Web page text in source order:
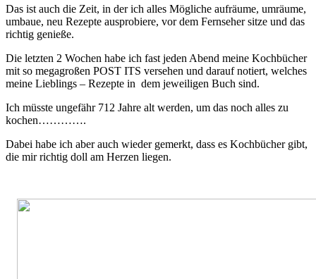
Das ist auch die Zeit, in der ich alles Mögliche aufräume, umräume,
umbaue, neu Rezepte ausprobiere, vor dem Fernseher sitze und das
richtig genieße.
Die letzten 2 Wochen habe ich fast jeden Abend meine Kochbücher
mit so megagroßen POST ITS versehen und darauf notiert, welches
meine Lieblings – Rezepte in dem jeweiligen Buch sind.
Ich müsste ungefähr 712 Jahre alt werden, um das noch alles zu
kochen………….
Dabei habe ich aber auch wieder gemerkt, dass es Kochbücher gibt,
die mir richtig doll am Herzen liegen.